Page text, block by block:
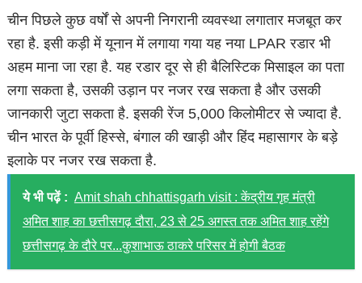
चीन पिछले कुछ वर्षों से अपनी निगरानी व्यवस्था लगातार मजबूत कर
रहा है. इसी कड़ी में यूनान में लगाया गया यह नया LPAR रडार भी
अहम माना जा रहा है. यह रडार दूर से ही बैलिस्टिक मिसाइल का पता
लगा सकता है, उसकी उड़ान पर नजर रख सकता है और उसकी
जानकारी जुटा सकता है. इसकी रेंज 5,000 किलोमीटर से ज्यादा है.
चीन भारत के पूर्वी हिस्से, बंगाल की खाड़ी और हिंद महासागर के बड़े
इलाके पर नजर रख सकता है.
ये भी पढ़ें : Amit shah chhattisgarh visit : केंद्रीय गृह मंत्री
अमित शाह का छत्तीसगढ़ दौरा, 23 से 25 अगस्त तक अमित शाह रहेंगे
छत्तीसगढ़ के दौरे पर...कुशाभाऊ ठाकरे परिसर में होगी बैठक